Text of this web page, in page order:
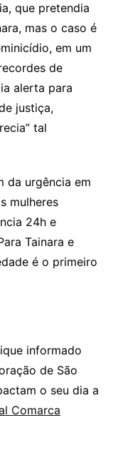
que pretendia
mas o caso é
em um
de
alerta para
justiça,
tal
da urgência em
mulheres
24h e
Tainara e
é o primeiro
informado
de São
o seu dia a
Comarca